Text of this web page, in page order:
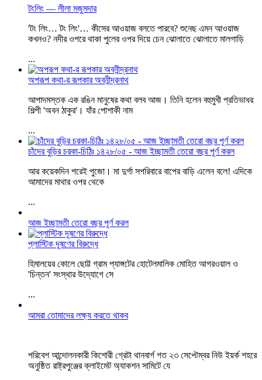
টংলিং — লীলা মজুমদার
'টং লিং… টং লিং'… কীসের আওয়াজ বলতে পারবে? শুনেছ এমন আওয়াজ
কখনও? নদীর ওপরে থাকা পুলের ওপর দিয়ে চেন ঝোলাতে ঝোলাতে মালগাড়ি
...
অপরূপ কথা-র রূপকার অবনীন্দ্রনাথ
আপাদমস্তক এক রঙিন মানুষের কথা বলব আজ। তিনি হলেন বহুমুখী প্রতিভাধর
শিল্পী 'অবন ঠাকুর'। যাঁর পোশাকী নাম
...
চাঁদের বুড়ির চরকা-চিঠিঃ ১৪২৮/০৫ - আজ ইচ্ছামতী তেরো বছর পূর্ণ করল
আর কয়েকদিন পরেই পুজো। মা দুর্গা সপরিবারে বাপের বাড়ি এলেন বলে! এদিকে
আমাদের মাথার ওপর থেকে
...
আজ ইচ্ছামতী তেরো বছর পূর্ণ করল
প্লাস্টিক দূষণের বিরুদ্ধে
হিমালয়ের কোলে ছোট্ট গ্রাম প্যাঙ্গটের হোটেলমালিক মোহিত আগরওয়াল ও
'চিন্তন' সংস্থার উদ্যোগে সে
...
আমরা তোমাদের লক্ষ্য করতে থাকব
পরিবেশ আন্দোলনকারী কিশোরী গ্রেটা থানবার্গ গত ২৩ সেপ্টেম্বর নিউ ইয়র্ক শহরে
অনুষ্ঠিত রাষ্ট্রপুঞ্জের ক্লাইমেট অ্যাকশন সামিটে যে